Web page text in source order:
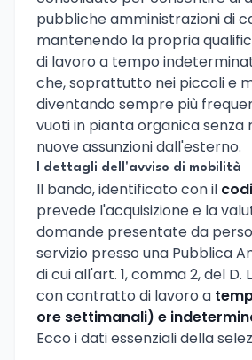
pubbliche amministrazioni di
mantenendo la propria
di lavoro a tempo
che, soprattutto nei piccoli e
diventando sempre più
vuoti in pianta organica senza
nuove assunzioni dall'esterno.
I dettagli dell'avviso di mobilità
Il bando, identificato con il
prevede l'acquisizione e la
domande presentate da
servizio presso una Pubblica
di cui all'art. 1, comma 2, del D.
con contratto di lavoro a
ore settimanali) e
Ecco i dati essenziali della